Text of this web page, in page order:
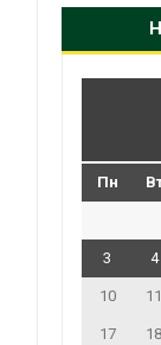
Пн
3 4
10 11
17 18